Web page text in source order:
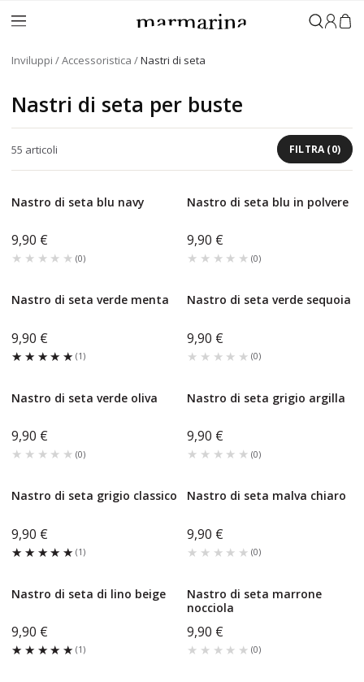
Accedi
Inviluppi Accessoristica Nastri di seta
Nastri di seta per buste
FILTRA(0)
55 articoli
Nastro di seta blu navy
9,90 €
★★★★★
★★★★★ (0)
Nastro di seta blu in polvere
9,90 €
★★★★★
★★★★★ (0)
Nastro di seta verde menta
9,90 €
★★★★★
★★★★★ (1)
Nastro di seta verde sequoia
9,90 €
★★★★★
★★★★★ (0)
Nastro di seta verde oliva
9,90 €
★★★★★
★★★★★ (0)
Nastro di seta grigio argilla
9,90 €
★★★★★
★★★★★ (0)
Nastro di seta grigio classico
9,90 €
★★★★★
★★★★★ (1)
Nastro di seta malva chiaro
9,90 €
★★★★★
★★★★★ (0)
Nastro di seta di lino beige
9,90 €
★★★★★
★★★★★ (1)
Nastro di seta marrone
nocciola
9,90 €
★★★★★
★★★★★ (0)